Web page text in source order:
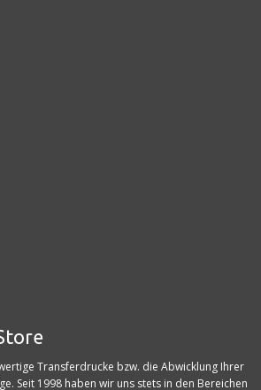
Transferdrucke bzw. die Abwicklung Ihrer
Seit 1998 haben wir uns stets in den Bereichen